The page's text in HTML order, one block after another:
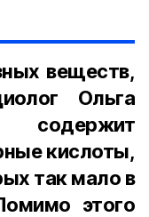
веществ,
Ольга
кислоты,
так мало в
этого